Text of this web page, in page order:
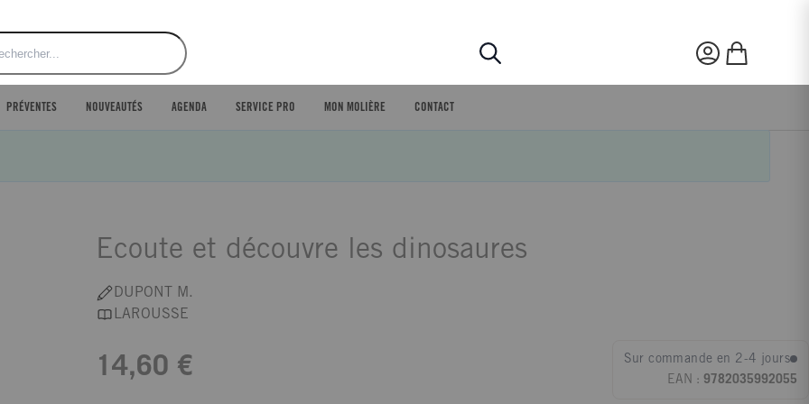
Rechercher
Mon compte
Mon panier
PRÉVENTES NOUVEAUTÉS AGENDA SERVICE PRO MON MOLIÈRE CONTACT
Ecoute et découvre les dinosaures
DUPONT M.
LAROUSSE
14,60 €
Sur commande en 2-4 jours
EAN : 9782035992055